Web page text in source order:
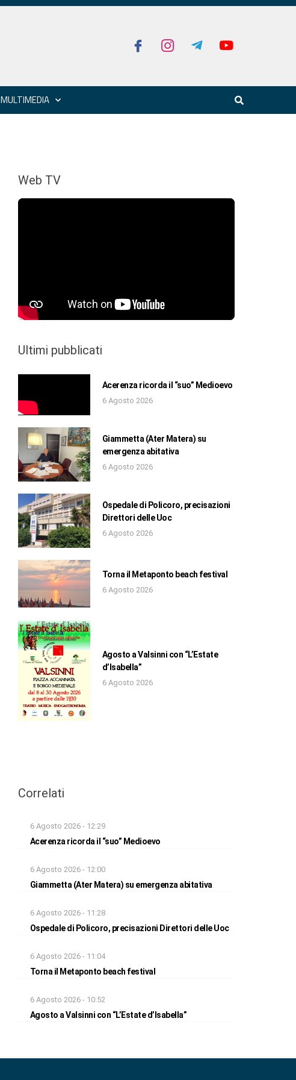
MULTIMEDIA
Web TV
Ultimi pubblicati
Acerenza ricorda il “suo” Medioevo
6 Agosto 2026
Giammetta (Ater Matera) su
emergenza abitativa
6 Agosto 2026
Ospedale di Policoro, precisazioni
Direttori delle Uoc
6 Agosto 2026
Torna il Metaponto beach festival
6 Agosto 2026
Agosto a Valsinni con “L’Estate
d’Isabella”
6 Agosto 2026
Correlati
6 Agosto 2026 - 12:29
Acerenza ricorda il “suo” Medioevo
6 Agosto 2026 - 12:00
Giammetta (Ater Matera) su emergenza abitativa
6 Agosto 2026 - 11:28
Ospedale di Policoro, precisazioni Direttori delle Uoc
6 Agosto 2026 - 11:04
Torna il Metaponto beach festival
6 Agosto 2026 - 10:52
Agosto a Valsinni con “L’Estate d’Isabella”